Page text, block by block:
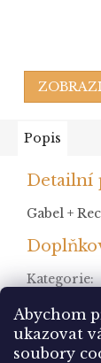
Abychom
ukazovat
soubory
Popis
Detailní
Gabel +
Kategorie: